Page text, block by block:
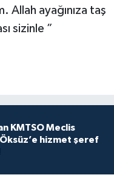
Allah ayağınıza taş
sizinle ”
KMTSO Meclis
Öksüz’e hizmet şeref